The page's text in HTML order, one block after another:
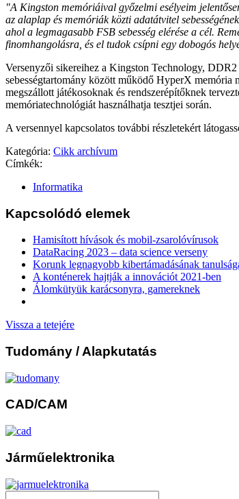
"A Kingston memóriáival győzelmi esélyeim
az alaplap és memóriák közti adatátvitel
ahol a legmagasabb FSB sebesség elérése a cél.
finomhangolásra, és el tudok csípni egy dobogós
Versenyzői sikereihez a Kingston Technology,
sebességtartomány között működő HyperX memória
megszállott játékosoknak és rendszerépítőknek
memóriatechnológiát használhatja tesztjei során.
A versennyel kapcsolatos további részletekért
Kategória: Cikk archívum
Címkék:
Informatika
Kapcsolódó elemek
Hamisított hívások és mobil-zsarolóvírusok
DataRacing 2023 – data science verseny
Korunk legnagyobb kibertámadásának
A konténerek hajtják a innovációt 2021-ben
Álomkütyük karácsonyra, gamereknek
Vissza a tetejére
Tudomány / Alapkutatás
CAD/CAM
Járműelektronika